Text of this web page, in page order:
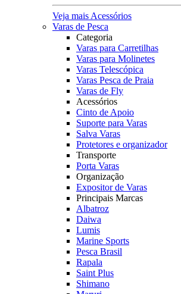
Veja mais Acessórios
Varas de Pesca
Categoria
Varas para Carretilhas
Varas para Molinetes
Varas Telescópica
Varas Pesca de Praia
Varas de Fly
Acessórios
Cinto de Apoio
Suporte para Varas
Salva Varas
Protetores e organizador
Transporte
Porta Varas
Organização
Expositor de Varas
Principais Marcas
Albatroz
Daiwa
Lumis
Marine Sports
Pesca Brasil
Rapala
Saint Plus
Shimano